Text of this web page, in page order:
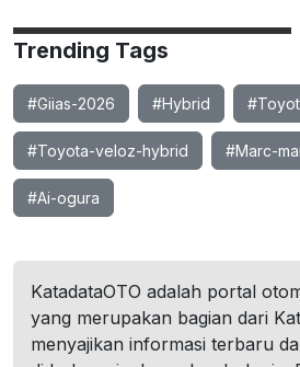
Trending Tags
#Giias-2026 #Hybrid
#Toyota-veloz-hybrid #Marc-
#Ai-ogura
KatadataOTO adalah portal
yang merupakan bagian dari
menyajikan informasi terbaru